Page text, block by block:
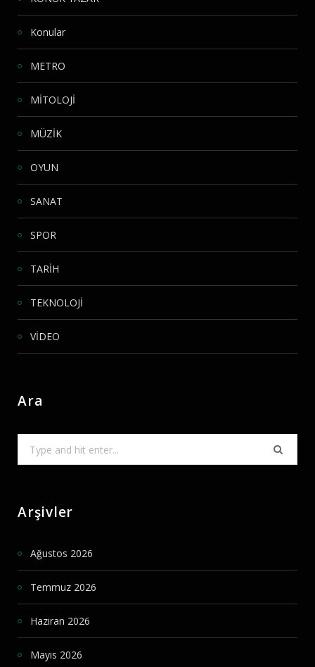
Konular
METRO
MİTOLOJİ
MÜZİK
OYUN
SANAT
SPOR
TARİH
TEKNOLOJİ
VİDEO
Ara
Arşivler
Ağustos 2026
Temmuz 2026
Haziran 2026
Mayıs 2026